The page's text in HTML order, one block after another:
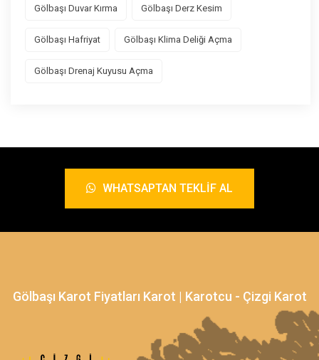
Gölbaşı Duvar Kırma Gölbaşı Derz Kesim
Gölbaşı Hafriyat Gölbaşı Klima Deliği Açma
Gölbaşı Drenaj Kuyusu Açma
WHATSAPTAN TEKLIF AL
Gölbaşı Karot Fiyatları Karot | Karotcu - Çizgi Karot